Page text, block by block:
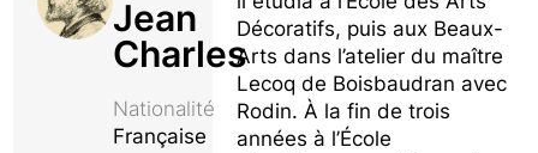
Décoratifs, puis aux Beaux-
Arts dans l’atelier du maître
Lecoq de Boisbaudran avec
Rodin. À la fin de trois
années à l’École
Jean
Charles
Nationalité
Française